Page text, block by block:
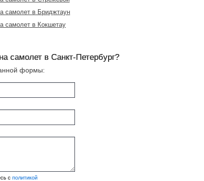
самолет в Бриджтаун
самолет в Кокшетау
самолет в Санкт-Петербург?
формы:
с политикой